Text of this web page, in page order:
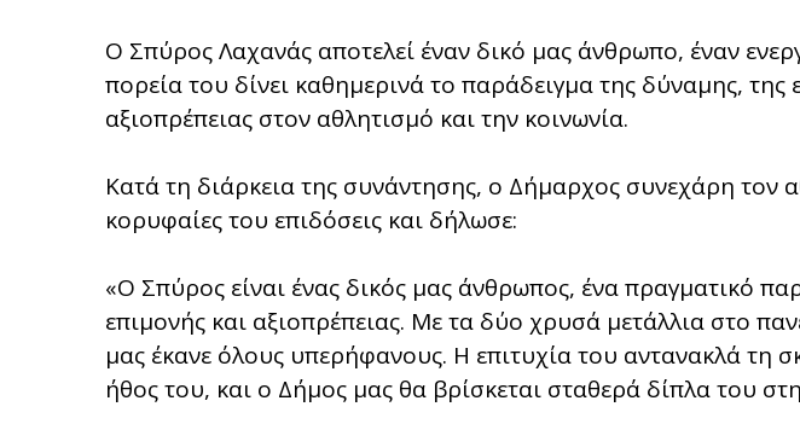
Ο Σπύρος Λαχανάς αποτελεί έναν δικό μας άνθρωπο, έναν
πορεία του δίνει καθημερινά το παράδειγμα της δύναμης, της
αξιοπρέπειας στον αθλητισμό και την κοινωνία.
Κατά τη διάρκεια της συνάντησης, ο Δήμαρχος συνεχάρη τον
κορυφαίες του επιδόσεις και δήλωσε:
«Ο Σπύρος είναι ένας δικός μας άνθρωπος, ένα πραγματικό
επιμονής και αξιοπρέπειας. Με τα δύο χρυσά μετάλλια στο
μας έκανε όλους υπερήφανους. Η επιτυχία του αντανακλά τη
ήθος του, και ο Δήμος μας θα βρίσκεται σταθερά δίπλα του